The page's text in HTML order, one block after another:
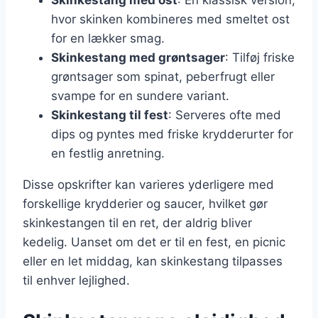
hvor skinken kombineres med smeltet ost
for en lækker smag.
Skinkestang med grøntsager: Tilføj friske
grøntsager som spinat, peberfrugt eller
svampe for en sundere variant.
Skinkestang til fest: Serveres ofte med
dips og pyntes med friske krydderurter for
en festlig anretning.
Disse opskrifter kan varieres yderligere med
forskellige krydderier og saucer, hvilket gør
skinkestangen til en ret, der aldrig bliver
kedelig. Uanset om det er til en fest, en picnic
eller en let middag, kan skinkestang tilpasses
til enhver lejlighed.